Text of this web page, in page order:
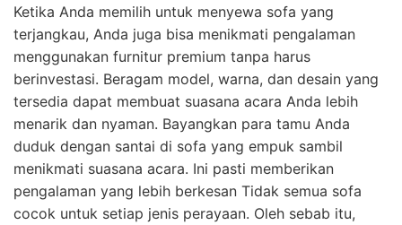
Ketika Anda memilih untuk menyewa sofa yang
terjangkau, Anda juga bisa menikmati pengalaman
menggunakan furnitur premium tanpa harus
berinvestasi. Beragam model, warna, dan desain yang
tersedia dapat membuat suasana acara Anda lebih
menarik dan nyaman. Bayangkan para tamu Anda
duduk dengan santai di sofa yang empuk sambil
menikmati suasana acara. Ini pasti memberikan
pengalaman yang lebih berkesan Tidak semua sofa
cocok untuk setiap jenis perayaan. Oleh sebab itu,